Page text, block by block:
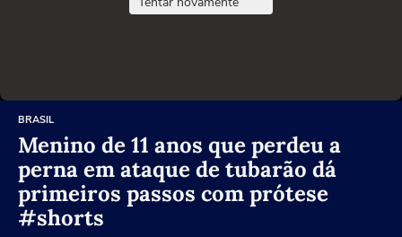
BRASIL
Menino de 11 anos que perdeu a
perna em ataque de tubarão dá
primeiros passos com prótese
#shorts